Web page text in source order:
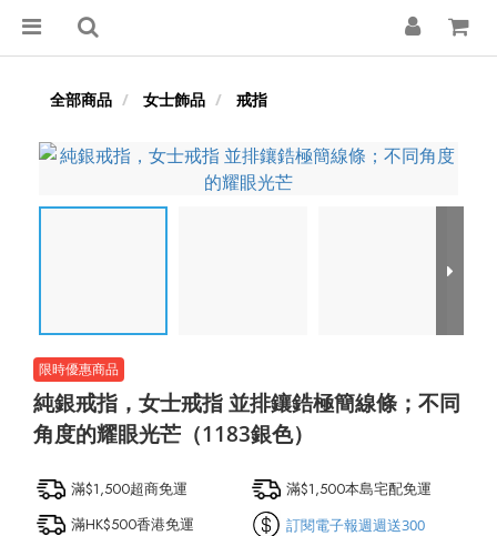
全部商品 女士飾品 戒指
純銀戒指，女士戒指 並排鑲鋯極簡線條；不同
角度的耀眼光芒（1183銀色）
滿$1,500超商免運
滿$1,500本島宅配免運
滿HK$500香港免運
訂閱電子報週週送300